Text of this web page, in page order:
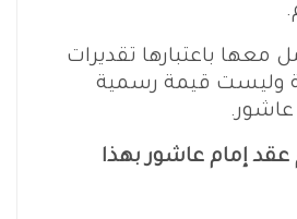
معها باعتبارها تقديرات
وليست قيمة رسمية
عاشور.
عقد إمام عاشور بهذا